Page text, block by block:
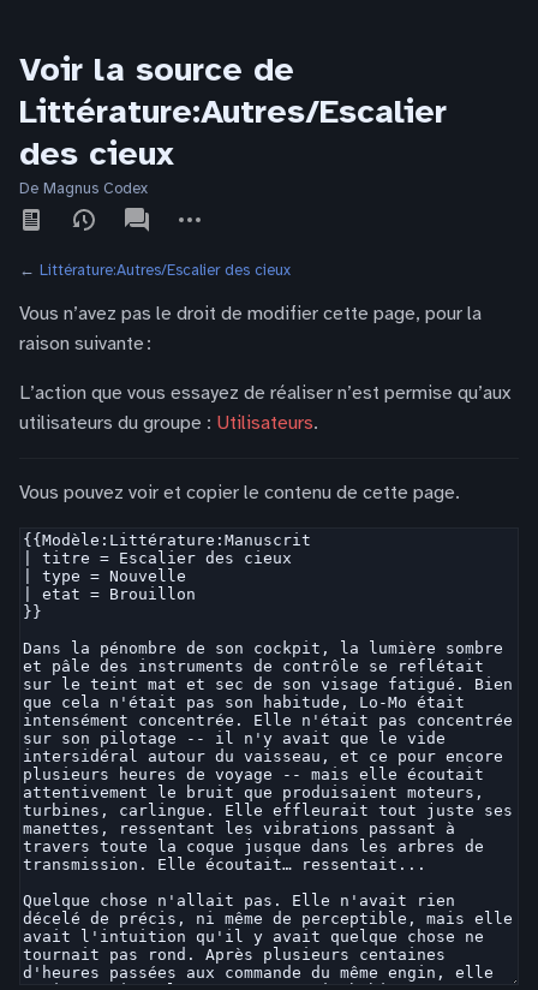
Voir la source de
Littérature:Autres/Escalier
des cieux
De Magnus Codex
Affichages
associated-
pages
actions
← Littérature:Autres/Escalier des cieux
Vous n’avez pas le droit de modifier cette page, pour la
raison suivante :
L’action que vous essayez de réaliser n’est permise qu’aux
utilisateurs du groupe : Utilisateurs.
Vous pouvez voir et copier le contenu de cette page.